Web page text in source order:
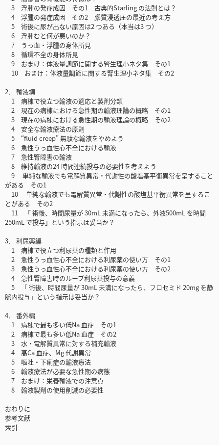
3 浮腫の発症成因 その1 古典的Starling の法則とは？
4 浮腫の発症成因 その2 膠質浸透圧の最近の考え方
5 術後に尿が出ない原因は2 つある（本当は3 つ）
6 浮腫むと何が悪いのか？
7 うっ血・浮腫の身体所見
8 循環不全の身体所見
9 おまけ：体液量調節に関する腎生理小ネタ集 その1
10 おまけ：体液量調節に関する腎生理小ネタ集 その2
2． 輸液編
1 病棟で役立つ輸液の適応と製剤分類
2 現在の病棟における急性期の輸液理論の概略 その1
3 現在の病棟における急性期の輸液理論の概略 その2
4 安全な輸液療法の原則
5 “fluid creep” 無駄な輸液をやめよう
6 急性うっ血性心不全における輸液
7 急性腎障害の輸液
8 維持輸液の24 時間連続投与の必要性を考えよう
9 単純な輸液でも電解質異常・代謝性の酸塩基平衡異常を呈すること
がある その1
10 単純な輸液でも電解質異常・代謝性の酸塩基平衡異常を呈するこ
とがある その2
11 「 術後、時間尿量が 30mL 未満になったら、外液500mL を時間
250mL で投与」という指示は妥当か？
3． 利尿薬編
1 病棟で役立つ利尿薬の種類と作用
2 急性うっ血性心不全における利尿薬の使い方 その1
3 急性うっ血性心不全における利尿薬の使い方 その2
4 急性腎障害時のループ利尿薬投与の意義
5 「 術後、時間尿量が 30mL 未満になったら、フロセミド 20mg を静
脈内投与」という指示は妥当か？
4． 番外編
1 病棟で最も多い低Na 血症 その1
2 病棟で最も多い低Na 血症 その2
3 水・電解質異常に対する補充輸液
4 高Ca 血症、Mg 代謝異常
5 嘔吐・下痢症の輸液療法
6 輸液療法が必要な急性期の病態
7 おまけ：栄養輸液での注意点
8 輸液製剤の使用削減の必要性
おわりに
参考文献
索引